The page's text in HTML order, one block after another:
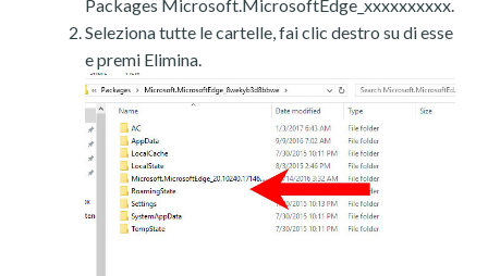
Packages Microsoft.MicrosoftEdge_xxxxxxxxxx.
Seleziona tutte le cartelle, fai clic destro su di esse
e premi Elimina.